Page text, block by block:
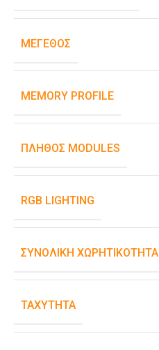
ΜΈΓΕΘΟΣ
MEMORY PROFILE
ΠΛΉΘΟΣ MODULES
RGB LIGHTING
ΣΥΝΟΛΙΚΉ ΧΩΡΗΤΙΚΌΤΗΤΑ
ΤΑΧΎΤΗΤΑ